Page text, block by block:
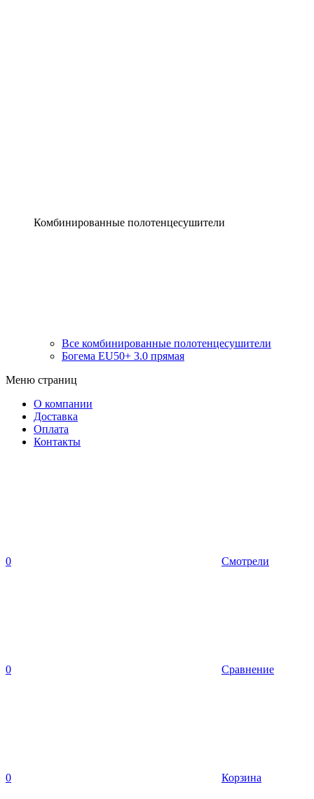
Комбинированные полотенцесушители
Все комбинированные полотенцесушители
Богема EU50+ 3.0 прямая
Меню страниц
О компании
Доставка
Оплата
Контакты
0 Смотрели
0 Сравнение
0 Корзина